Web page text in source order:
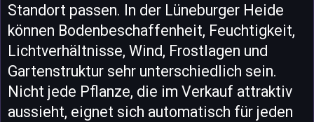
Standort passen. In der Lüneburger Heide
können Bodenbeschaffenheit, Feuchtigkeit,
Lichtverhältnisse, Wind, Frostlagen und
Gartenstruktur sehr unterschiedlich sein.
Nicht jede Pflanze, die im Verkauf attraktiv
aussieht, eignet sich automatisch für jeden